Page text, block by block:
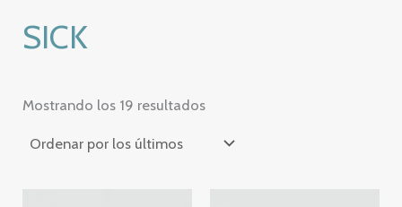
SICK
Mostrando los 19 resultadosOrdenado
últimos